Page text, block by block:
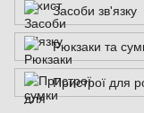
Засоби зв'язку
Рюкзаки та
Пристрої для